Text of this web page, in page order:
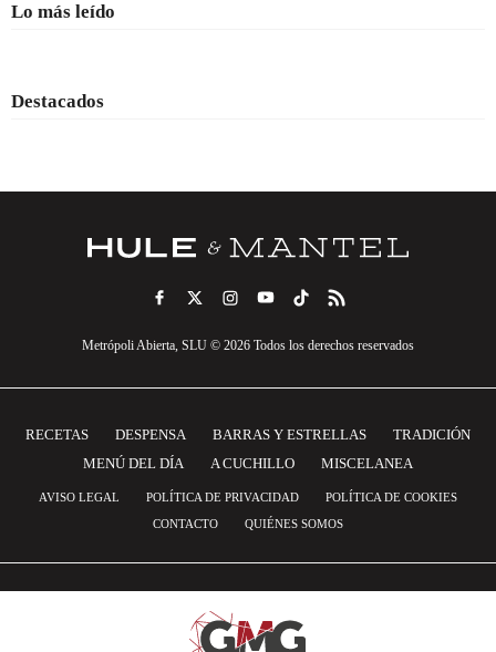
Lo más leído
Destacados
Metrópoli Abierta, SLU © 2026 Todos los derechos reservados
RECETAS DESPENSA BARRAS Y ESTRELLAS
TRADICIÓN
MENÚ DEL DÍA
A CUCHILLO MISCELANEA
AVISO LEGAL POLÍTICA DE PRIVACIDAD
POLÍTICA DE COOKIES
CONTACTO
QUIÉNES SOMOS